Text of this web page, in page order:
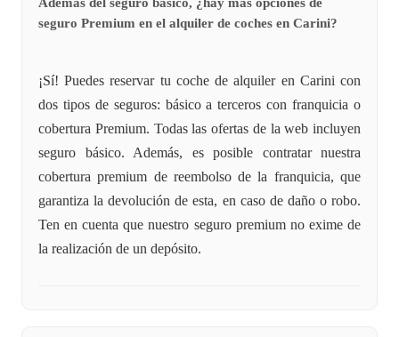
seguro Premium en el alquiler de coches en Carini?
¡Sí! Puedes reservar tu coche de alquiler en Carini con
dos tipos de seguros: básico a terceros con franquicia o
cobertura Premium. Todas las ofertas de la web incluyen
seguro básico. Además, es posible contratar nuestra
cobertura premium de reembolso de la franquicia, que
garantiza la devolución de esta, en caso de daño o robo.
Ten en cuenta que nuestro seguro premium no exime de
la realización de un depósito.